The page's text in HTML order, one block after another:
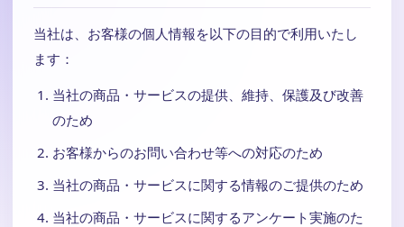
当社は、お客様の個人情報を以下の目的で利用いたし
ます：
当社の商品・サービスの提供、維持、保護及び改善
のため
お客様からのお問い合わせ等への対応のため
当社の商品・サービスに関する情報のご提供のため
当社の商品・サービスに関するアンケート実施のた